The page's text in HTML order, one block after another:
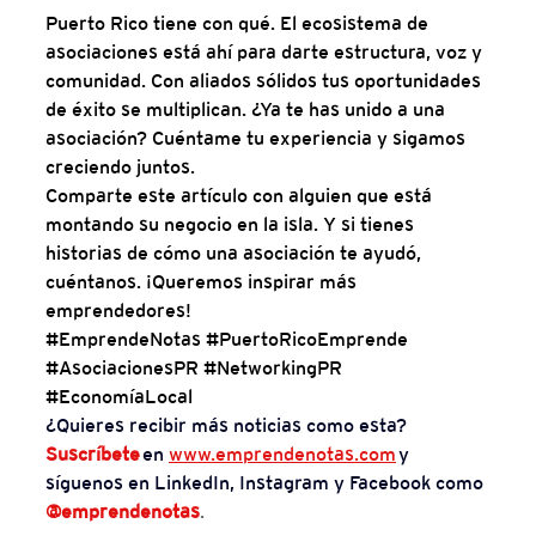
Puerto Rico tiene con qué. El ecosistema de
asociaciones está ahí para darte estructura, voz y
comunidad. Con aliados sólidos tus oportunidades
de éxito se multiplican. ¿Ya te has unido a una
asociación? Cuéntame tu experiencia y sigamos
creciendo juntos.
Comparte este artículo con alguien que está
montando su negocio en la isla. Y si tienes
historias de cómo una asociación te ayudó,
cuéntanos. ¡Queremos inspirar más
emprendedores!
#EmprendeNotas #PuertoRicoEmprende
#AsociacionesPR #NetworkingPR
#EconomíaLocal
¿Quieres recibir más noticias como esta?
Suscríbete en www.emprendenotas.comy
síguenos en LinkedIn, Instagram y Facebook como
@emprendenotas.